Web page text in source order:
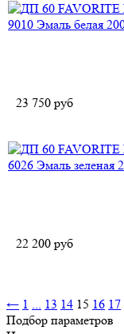
23 750 руб
22 200 руб
← 1 ... 13 14 15 16 17
Подбор параметров